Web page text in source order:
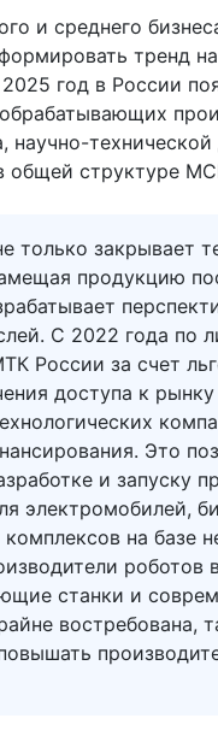
и среднего
тренд
год в России
технической
общей структуре
только закрывает
продукцию
С 2022 года по
России за счет
доступа к
Это
и запуску
электромобилей,
на базе
роботов
станки и
востребована,